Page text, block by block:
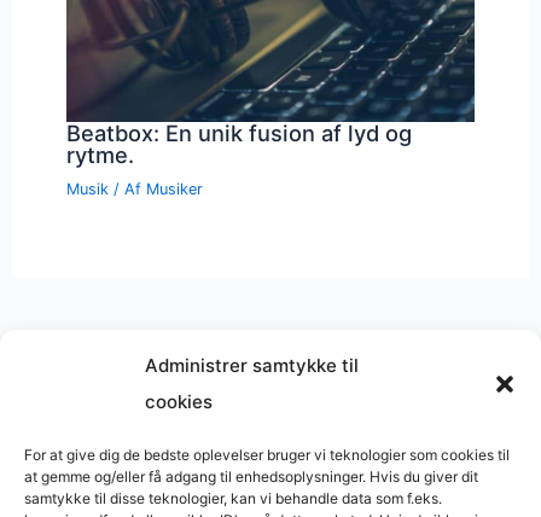
Administrer samtykke til
cookies
For at give dig de bedste oplevelser bruger vi teknologier som cookies til
at gemme og/eller få adgang til enhedsoplysninger. Hvis du giver dit
samtykke til disse teknologier, kan vi behandle data som f.eks.
Beatbox: En unik fusion af lyd og
rytme.
Musik / Af Musiker
Musik på
Copyright © 2026 BasimWorld
Udviklet afWebbureau.dk